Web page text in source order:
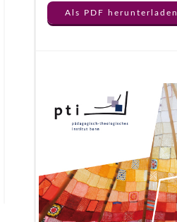
Als PDF herunterladen